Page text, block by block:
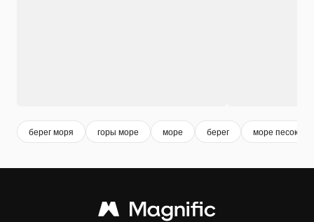
берег моря горы море море берег море песок